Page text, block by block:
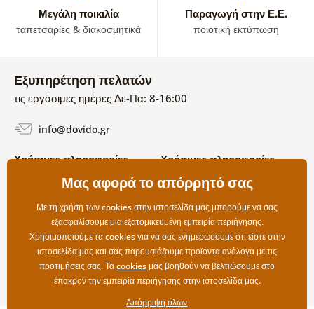
Μεγάλη ποικιλία
ταπετσαρίες & διακοσμητικά
Παραγωγή στην Ε.Ε.
ποιοτική εκτύπωση
Εξυπηρέτηση πελατών
τις εργάσιμες ημέρες Δε-Πα: 8-16:00
info@dovido.gr
Χρήσιμες πληροφορίες
Όροι χρήσης και επιστροφών
Επιλογές αποστολής και
πληρωμής
Επιστροφές
Χρήσιμες πληροφορίες
Σχετικά με εμάς
Συχνές Ερωτήσεις
Επικοινωνία
Μας αφορά το απόρρητό σας
Με τη χρήση των cookies στην ιστοσελίδα μας μπορούμε να σας
εξασφαλίσουμε μια εξατομικευμένη εμπειρία περιήγησης.
Χρησιμοποιούμε τα cookies για να σας ενημερώσουμε οτι είστε στην
ιστοσελίδα μας και σας παρουσιάζουμε προϊόντα ανάλογα με τις
προτιμήσεις σας. Ταcookiesμάς βοηθούν να βελτιώσουμε στο
έπακρον την εμπειρία περιήγησης στην ιστοσελίδα μας.
Απόρριψη όλων